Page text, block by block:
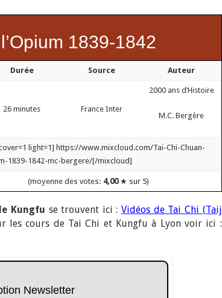
1839-1842
Durée Source Auteur
26 minutes France Inter
2000 ans d’Histoire
M.C. Bergère
light=1] https://www.mixcloud.com/Tai-Chi-Chuan-
1839-1842-mc-bergere/[/mixcloud]
(moyenne des votes: 4,00★ sur 5)
Kungfu se trouvent ici :Vidéos de Tai Chi (Taij
les cours de Tai Chi et Kungfu à Lyon voir ici :
Newsletter